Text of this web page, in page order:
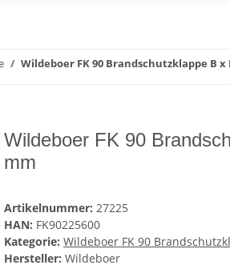
Wildeboer FK 90 Brandschutzklappe B x
Wildeboer FK 90
mm
Artikelnummer: 27225
HAN: FK90225600
Kategorie: Wildeboer FK 90
Hersteller: Wildeboer